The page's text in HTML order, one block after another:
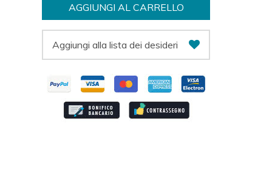
AGGIUNGI AL CARRELLO
Aggiungi alla lista dei desideri